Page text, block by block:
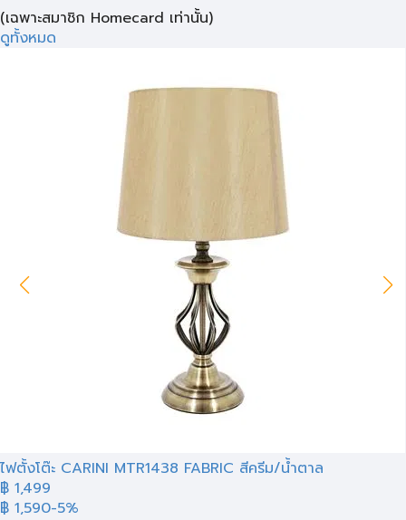
(เฉพาะสมาชิก Homecard เท่านั้น)
ดูทั้งหมด
ไฟตั้งโต๊ะ CARINI MTR1438 FABRIC สีครีม/น้ำตาล
฿ 1,499
฿ 1,590-5%